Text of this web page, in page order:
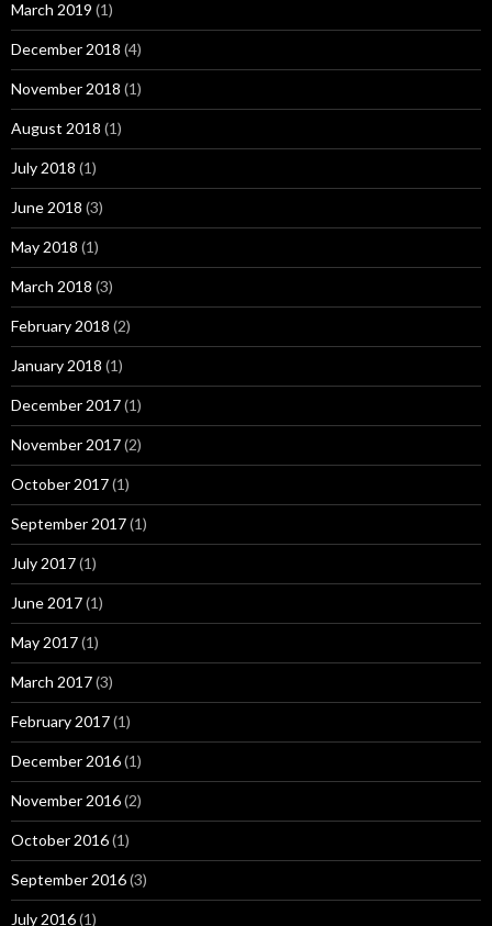
March 2019 (1)
December 2018 (4)
November 2018 (1)
August 2018 (1)
July 2018 (1)
June 2018 (3)
May 2018 (1)
March 2018 (3)
February 2018 (2)
January 2018 (1)
December 2017(1)
November 2017(2)
October 2017(1)
September 2017(1)
July 2017(1)
June 2017(1)
May 2017(1)
March 2017(3)
February 2017(1)
December 2016(1)
November 2016(2)
October 2016(1)
September 2016(3)
July 2016(1)